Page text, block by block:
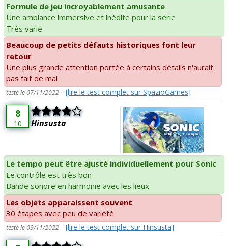
Formule de jeu incroyablement amusante
Une ambiance immersive et inédite pour la série
Très varié
Beaucoup de petits défauts historiques font leur
retour
Une plus grande attention portée à certains détails n'aurait
pas fait de mal
testé le 07/11/2022 - [lire le test complet sur SpazioGames]
8
10 Hinsusta
Le tempo peut être ajusté individuellement pour Sonic
Le contrôle est très bon
Bande sonore en harmonie avec les lieux
Les objets apparaissent souvent
30 étapes avec peu de variété
testé le 09/11/2022 - [lire le test complet sur Hinsusta]